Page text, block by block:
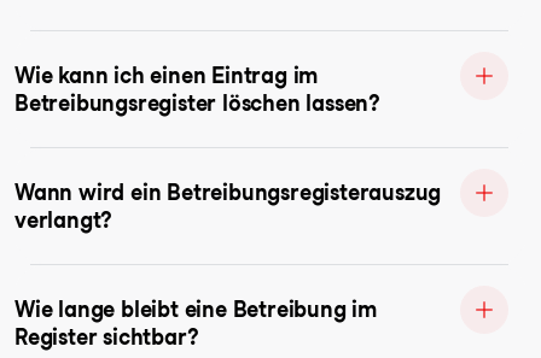
Wie kann ich einen Eintrag im
Betreibungsregister löschen lassen?
Wann wird ein Betreibungsregisterauszug
verlangt?
Wie lange bleibt eine Betreibung im
Register sichtbar?